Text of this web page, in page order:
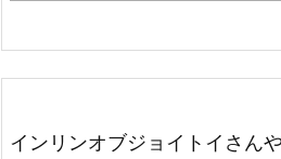
インリンオブジョイトイさん